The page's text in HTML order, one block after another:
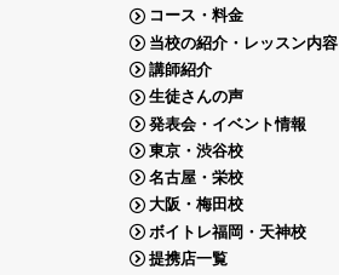
コース・料金
当校の紹介・レッスン内容
講師紹介
生徒さんの声
発表会・イベント情報
東京・渋谷校
名古屋・栄校
大阪・梅田校
ボイトレ福岡・天神校
提携店一覧